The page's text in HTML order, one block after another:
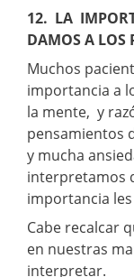
12. LA
DAMOS A LOS
Muchos
importancia a
la mente, y
pensamientos
y mucha
interpretamos
importancia
Cabe recalcar
en nuestras
interpretar.